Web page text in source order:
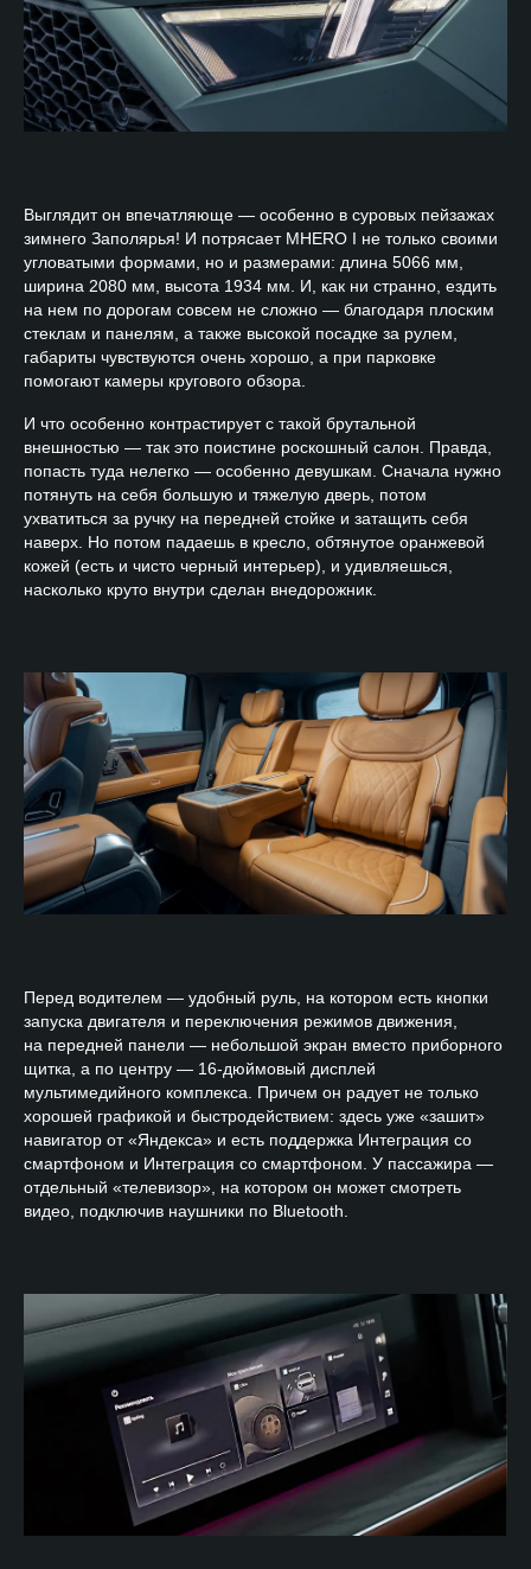
Выглядит он впечатляюще — особенно в суровых пейзажах
зимнего Заполярья! И потрясает MHERO I не только своими
угловатыми формами, но и размерами: длина 5066 мм,
ширина 2080 мм, высота 1934 мм. И, как ни странно, ездить
на нем по дорогам совсем не сложно — благодаря плоским
стеклам и панелям, а также высокой посадке за рулем,
габариты чувствуются очень хорошо, а при парковке
помогают камеры кругового обзора.
И что особенно контрастирует с такой брутальной
внешностью — так это поистине роскошный салон. Правда,
попасть туда нелегко — особенно девушкам. Сначала нужно
потянуть на себя большую и тяжелую дверь, потом
ухватиться за ручку на передней стойке и затащить себя
наверх. Но потом падаешь в кресло, обтянутое оранжевой
кожей (есть и чисто черный интерьер), и удивляешься,
насколько круто внутри сделан внедорожник.
Перед водителем — удобный руль, на котором есть кнопки
запуска двигателя и переключения режимов движения,
на передней панели — небольшой экран вместо приборного
щитка, а по центру — 16-дюймовый дисплей
мультимедийного комплекса. Причем он радует не только
хорошей графикой и быстродействием: здесь уже «зашит»
навигатор от «Яндекса» и есть поддержка Интеграция со
смартфоном и Интеграция со смартфоном. У пассажира —
отдельный «телевизор», на котором он может смотреть
видео, подключив наушники по Bluetooth.